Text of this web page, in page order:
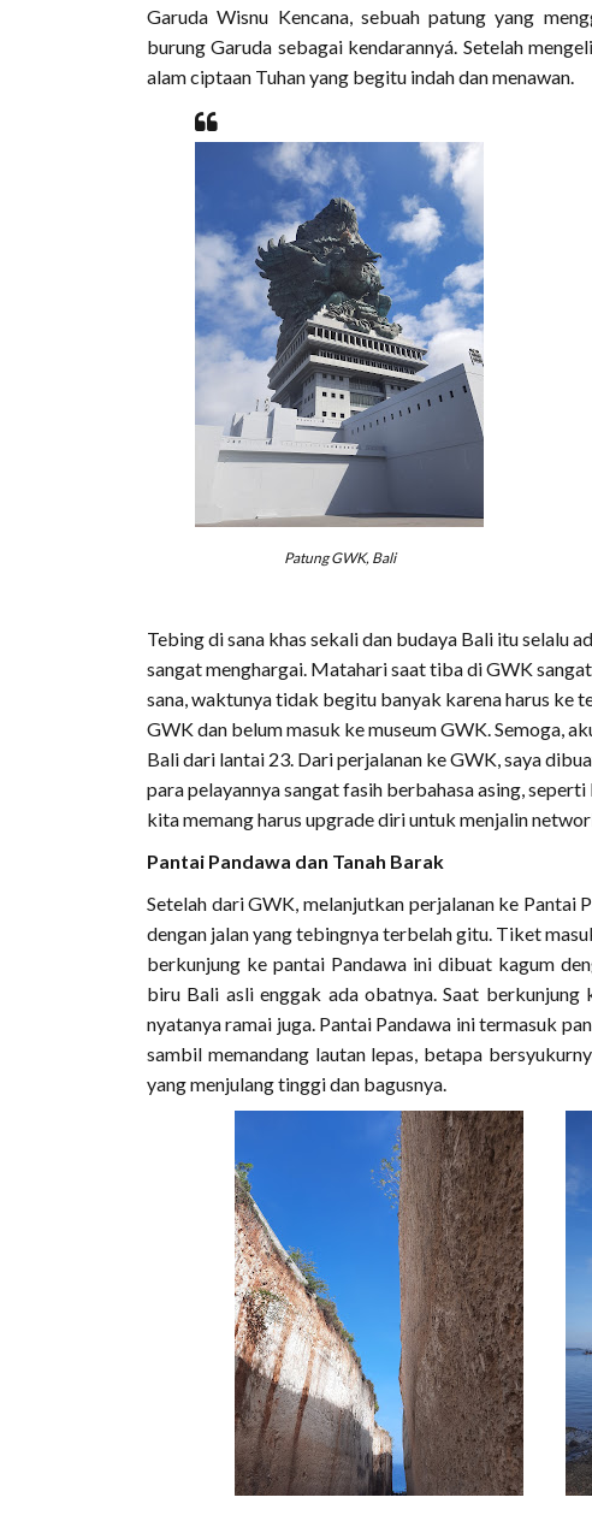
Garuda Wisnu Kencana, sebuah patung yang
burung Garuda sebagai kendarannyá. Setelah
alam ciptaan Tuhan yang begitu indah dan menawan.
Patung GWK, Bali
Tebing di sana khas sekali dan budaya Bali itu selalu
sangat menghargai. Matahari saat tiba di GWK
sana, waktunya tidak begitu banyak karena harus
GWK dan belum masuk ke museum GWK. Semoga,
Bali dari lantai 23. Dari perjalanan ke GWK, saya
para pelayannya sangat fasih berbahasa asing,
kita memang harus upgrade diri untuk menjalin
Pantai Pandawa dan Tanah Barak
Setelah dari GWK, melanjutkan perjalanan ke Pantai
dengan jalan yang tebingnya terbelah gitu. Tiket
berkunjung ke pantai Pandawa ini dibuat kagum de
biru Bali asli enggak ada obatnya. Saat
nyatanya ramai juga. Pantai Pandawa ini termasuk
sambil memandang lautan lepas, betapa
yang menjulang tinggi dan bagusnya.